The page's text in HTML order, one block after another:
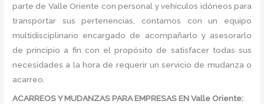
parte de Valle Oriente con personal y vehículos idóneos para
transportar sus pertenencias, contamos con un equipo
multidisciplinario encargado de acompañarlo y asesorarlo
de principio a fin con el propósito de satisfacer todas sus
necesidades a la hora de requerir un servicio de mudanza o
acarreo.
ACARREOS Y MUDANZAS PARA EMPRESAS EN Valle Oriente: